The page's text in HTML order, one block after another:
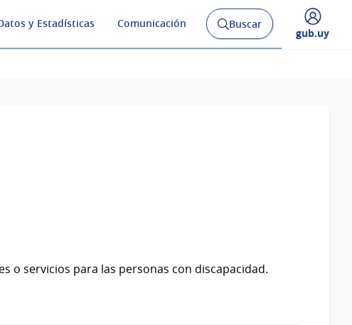
y Estadísticas Comunicación
Abrir
buscador
Buscar
Desplegar
gub.uy
o servicios para las personas con discapacidad.